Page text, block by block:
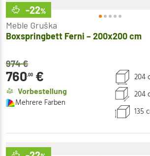
-22%
Meble Gruška
Boxspringbett Ferni – 200x200 cm
974€
760,00 €
Vorbestellung
Mehrere Farben
204
204
135